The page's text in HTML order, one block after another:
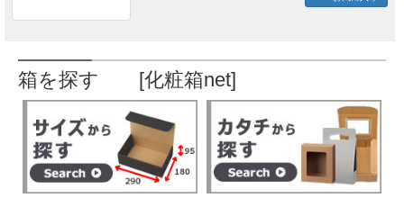
箱を探す [化粧箱net]